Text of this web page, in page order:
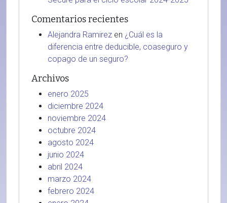
Comentarios recientes
Alejandra Ramirez en ¿Cuál es la
diferencia entre deducible, coaseguro y
copago de un seguro?
Archivos
enero 2025
diciembre 2024
noviembre 2024
octubre 2024
agosto 2024
junio 2024
abril 2024
marzo 2024
febrero 2024